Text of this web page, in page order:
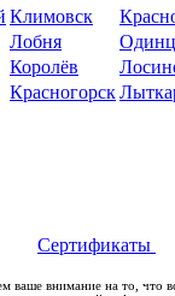
Климовск
Лобня
Королёв
Красногорск
Сертификаты
ваше внимание на то, что